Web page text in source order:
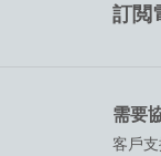
訂閲
需要
客戶支